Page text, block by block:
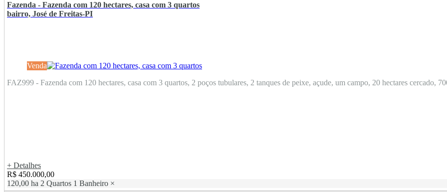
Fazenda - Fazenda com 120 hectares, casa com 3 quartos
bairro, José de Freitas-PI
Venda
FAZ999 - Fazenda com 120 hectares, casa com 3 quartos, 2 poços tubulares, 2 tanques de peixe, açude, um campo, 20 hectares cercado,
+ Detalhes
R$ 450.000,00
120,00 ha 2 Quartos 1 Banheiro ×